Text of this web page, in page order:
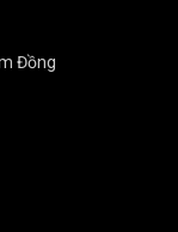
Đồng